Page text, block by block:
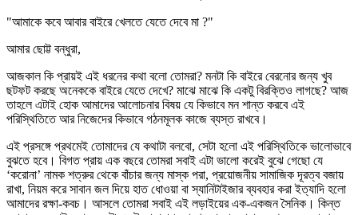
"আমাকে কবে আবার বাইরে খেলতে যেতে দেবে মা ?"
আমার ছোট্ট বন্ধুরা,
আজকাল কি প্রায়ই এই ধরনের কথা বলো তোমরা? মনটা কি বাইরে বেরনোর জন্য খুব
ছটফট করছে অনেককে বাইরে যেতে দেখে? মাঝে মাঝে কি একটু বিরক্তিও লাগছে? আজ
তাহলে এটাই হোক আমাদের আলোচনার বিষয় যে কিভাবে মন শান্ত করবে এই
পরিস্থিতিতে আর নিজেদের কিভাবে গঠনমূলক কাজে ব্যস্ত রাখবে।
এই প্রসঙ্গে প্রথমেই তোমাদের যে কথাটা বলবো, সেটা হলো এই পরিস্থিতিকে ভালোভাবে
বুঝতে হবে। বিগত প্রায় এক বছরে তোমরা সবাই এটা ভালো করেই বুঝে গেছো যে
‘করোনা’ নামক শত্রুর থেকে বাঁচার জন্য মাস্ক পরা, প্রয়োজনীয় সামাজিক দূরত্ব বজায়
রাখা, নিয়ম করে সাবান জল দিয়ে হাত ধোওয়া বা স্যানিটাইজার ব্যবহার করা ইত্যাদি হলো
আমাদের রক্ষা-কবচ। আসলে তোমরা সবাই এই লড়াইয়ের এক-একজন সৈনিক। কিন্ত